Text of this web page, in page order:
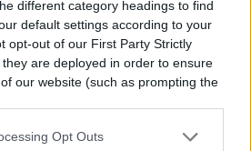
different category headings to find
default settings according to your
opt-out of our First Party Strictly
are deployed in order to ensure
our website (such as prompting the
Opt Outs